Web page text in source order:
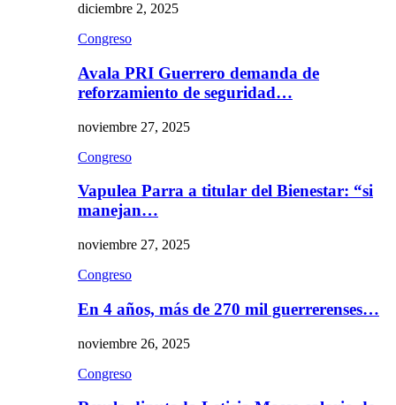
diciembre 2, 2025
Congreso
Avala PRI Guerrero demanda de
reforzamiento de seguridad…
noviembre 27, 2025
Congreso
Vapulea Parra a titular del Bienestar: “si
manejan…
noviembre 27, 2025
Congreso
En 4 años, más de 270 mil guerrerenses…
noviembre 26, 2025
Congreso